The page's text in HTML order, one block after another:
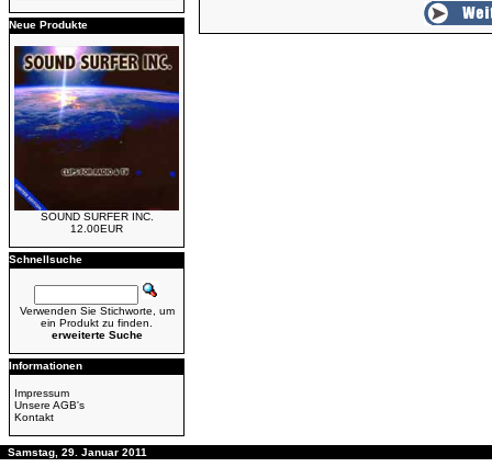
Neue Produkte
SOUND SURFER INC.
12.00EUR
Schnellsuche
Verwenden Sie Stichworte, um
ein Produkt zu finden.
erweiterte Suche
Informationen
Impressum
Unsere AGB's
Kontakt
Samstag, 29. Januar 2011